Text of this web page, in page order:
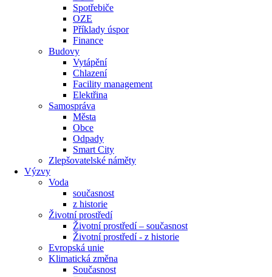
Spotřebiče
OZE
Příklady úspor
Finance
Budovy
Vytápění
Chlazení
Facility management
Elektřina
Samospráva
Města
Obce
Odpady
Smart City
Zlepšovatelské náměty
Výzvy
Voda
současnost
z historie
Životní prostředí
Životní prostředí – současnost
Životní prostředí ​- z historie
Evropská unie
Klimatická změna
Současnost